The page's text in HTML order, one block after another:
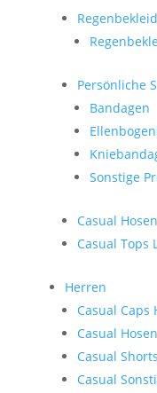
Persönliche
Bandagen
Sonstige
Casual Hosen
Casual Tops
Herren
Casual Caps
Casual Hosen
Casual Shorts
Casual